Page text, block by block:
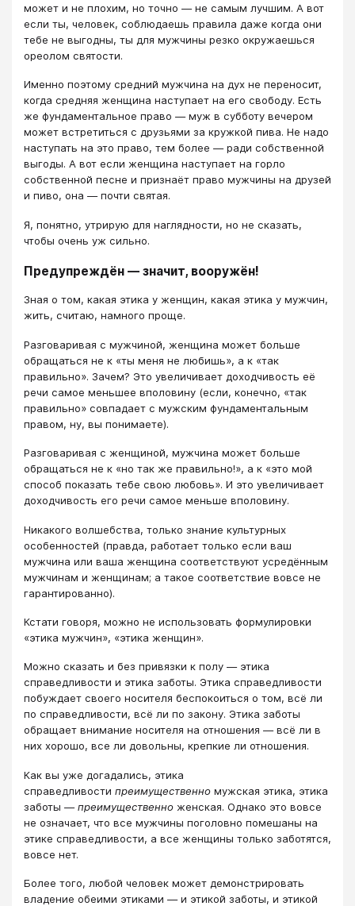
может и не плохим, но точно — не самым лучшим. А вот
если ты, человек, соблюдаешь правила даже когда они
тебе не выгодны, ты для мужчины резко окружаешься
ореолом святости.
Именно поэтому средний мужчина на дух не переносит,
когда средняя женщина наступает на его свободу. Есть
же фундаментальное право — муж в субботу вечером
может встретиться с друзьями за кружкой пива. Не надо
наступать на это право, тем более — ради собственной
выгоды. А вот если женщина наступает на горло
собственной песне и признаёт право мужчины на друзей
и пиво, она — почти святая.
Я, понятно, утрирую для наглядности, но не сказать,
чтобы очень уж сильно.
Предупреждён — значит, вооружён!
Зная о том, какая этика у женщин, какая этика у мужчин,
жить, считаю, намного проще.
Разговаривая с мужчиной, женщина может больше
обращаться не к «ты меня не любишь», а к «так
правильно». Зачем? Это увеличивает доходчивость её
речи самое меньшее вполовину (если, конечно, «так
правильно» совпадает с мужским фундаментальным
правом, ну, вы понимаете).
Разговаривая с женщиной, мужчина может больше
обращаться не к «но так же правильно!», а к «это мой
способ показать тебе свою любовь». И это увеличивает
доходчивость его речи самое меньше вполовину.
Никакого волшебства, только знание культурных
особенностей (правда, работает только если ваш
мужчина или ваша женщина соответствуют усредённым
мужчинам и женщинам; а такое соответствие вовсе не
гарантированно).
Кстати говоря, можно не использовать формулировки
«этика мужчин», «этика женщин».
Можно сказать и без привязки к полу — этика
справедливости и этика заботы. Этика справедливости
побуждает своего носителя беспокоиться о том, всё ли
по справедливости, всё ли по закону. Этика заботы
обращает внимание носителя на отношения — всё ли в
них хорошо, все ли довольны, крепкие ли отношения.
Как вы уже догадались, этика
справедливости преимущественно мужская этика, этика
заботы —преимущественно женская. Однако это вовсе
не означает, что все мужчины поголовно помешаны на
этике справедливости, а все женщины только заботятся,
вовсе нет.
Более того, любой человек может демонстрировать
владение обеими этиками — и этикой заботы, и этикой